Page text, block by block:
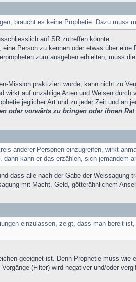
braucht es keine Prophetie. Dazu muss
auf SR zutreffen könnte.
Person zu kennen oder etwas über
zum ausgeben erhielten, muss
Mission praktiziert wurde, kann nicht zu
wirkt auf unzählige Arten und Weisen durch
jeglicher Art und zu jeder Zeit und an
oder vorwärts zu bringen oder ihnen
anderer Personen einzugreifen, wirkt
kann er das erzählen, sich jemandem
dass alle nach der Gabe der Weissagung
mit Macht, Geld, götterähnlichem
einzulassen, zeigt, dass man bereit
geeignet ist. Denn Prophetie muss
(Filter) wird negativer und/oder